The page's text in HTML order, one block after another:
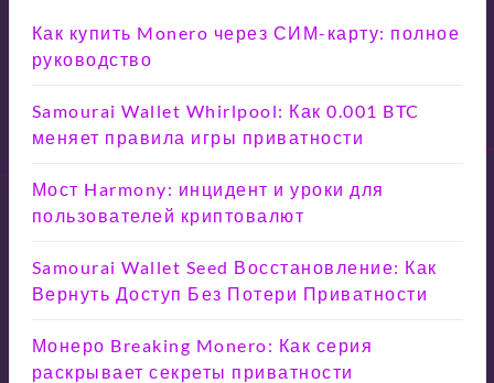
Как купить Monero через СИМ-карту: полное
руководство
Samourai Wallet Whirlpool: Как 0.001 BTC
меняет правила игры приватности
Мост Harmony: инцидент и уроки для
пользователей криптовалют
Samourai Wallet Seed Восстановление: Как
Вернуть Доступ Без Потери Приватности
Монеро Breaking Monero: Как серия
раскрывает секреты приватности